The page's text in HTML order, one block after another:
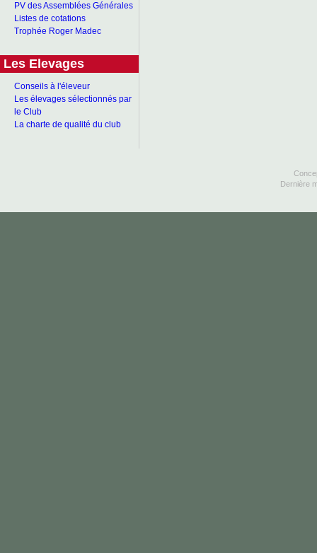
PV des Assemblées Générales
Listes de cotations
Trophée Roger Madec
Les Elevages
Conseils à l'éleveur
Les élevages sélectionnés par
le Club
La charte de qualité du club
Dernière